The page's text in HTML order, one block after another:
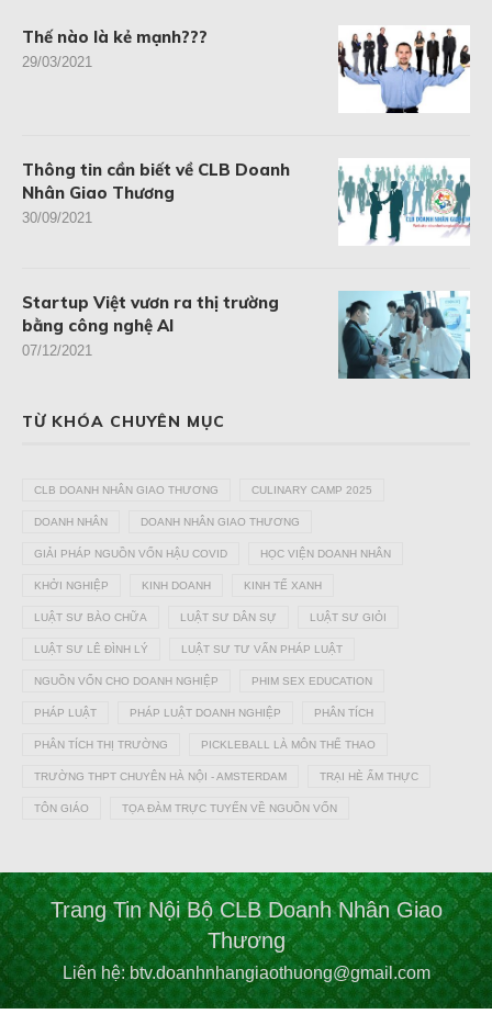
Thế nào là kẻ mạnh???
29/03/2021
Thông tin cần biết về CLB Doanh
Nhân Giao Thương
30/09/2021
Startup Việt vươn ra thị trường
bằng công nghệ AI
07/12/2021
TỪ KHÓA CHUYÊN MỤC
CLB DOANH NHÂN GIAO THƯƠNG CULINARY CAMP 2025
DOANH NHÂN DOANH NHÂN GIAO THƯƠNG
GIẢI PHÁP NGUỒN VỐN HẬU COVID HỌC VIỆN DOANH NHÂN
KHỞI NGHIỆP KINH DOANH KINH TẾ XANH
LUẬT SƯ BÀO CHỮA LUẬT SƯ DÂN SỰ LUẬT SƯ GIỎI
LUẬT SƯ LÊ ĐÌNH LÝ LUẬT SƯ TƯ VẤN PHÁP LUẬT
NGUỒN VỐN CHO DOANH NGHIỆP PHIM SEX EDUCATION
PHÁP LUẬT PHÁP LUẬT DOANH NGHIỆP PHÂN TÍCH
PHÂN TÍCH THỊ TRƯỜNG PICKLEBALL LÀ MÔN THỂ THAO
TRƯỜNG THPT CHUYÊN HÀ NỘI - AMSTERDAM TRẠI HÈ ẨM THỰC
TÔN GIÁO TỌA ĐÀM TRỰC TUYẾN VỀ NGUỒN VỐN
Trang Tin Nội Bộ CLB Doanh Nhân Giao
Thương
Liên hệ: btv.doanhnhangiaothuong@gmail.com